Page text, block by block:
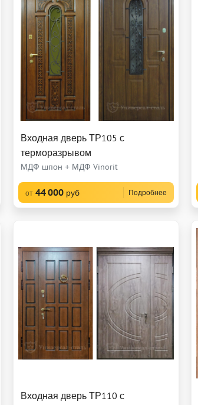
Входная дверь ТР105 с
терморазрывом
МДФ шпон + МДФ Vinorit
от 44 000 руб Подробнее
Входная дверь ТР110 с